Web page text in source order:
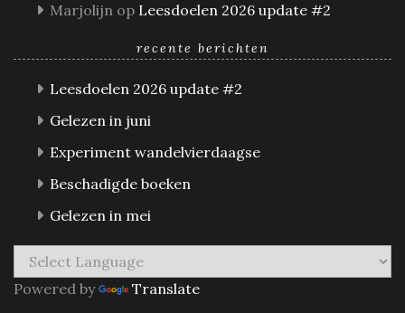
Marjolijn op Leesdoelen 2026 update #2
recente berichten
Leesdoelen 2026 update #2
Gelezen in juni
Experiment wandelvierdaagse
Beschadigde boeken
Gelezen in mei
Powered by Translate